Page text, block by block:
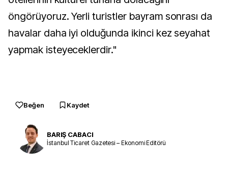
öngörüyoruz. Yerli turistler bayram sonrası da
havalar daha iyi olduğunda ikinci kez seyahat
yapmak isteyeceklerdir."
Beğen Kaydet
BARIŞ CABACI
İstanbul Ticaret Gazetesi – Ekonomi Editörü